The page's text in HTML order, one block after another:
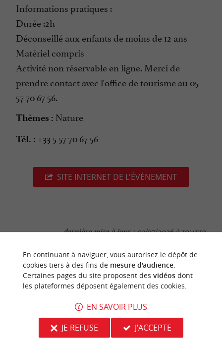
Informations pratiques :
Durée :2h
Déconseillé aux enfants de moins de 12 ans
Matériel compris
Activité non réservable en ligne. Merci de
prendre contact avec l'office de tourisme au 05
57 70 67 56.
Thèmes : Nature
Tél. : +33 5 57 70 67 56
SITE INTERNET DE L'ÉVÈNEMENT
dernière mise à jour :03/07/2026 à 10:41:19
Source :Sirtaqui-Crédit photo :Focus Coeur Bassin -
CC BY-NC-ND 4.0
NOUS AVONS TESTÉ POUR VOUS
En continuant à naviguer, vous autorisez le dépôt de
cookies tiers à des fins de mesure d'audience.
Certaines pages du site proposent des vidéosdont
les plateformes déposent également des cookies.
EN SAVOIR PLUS
JE REFUSE
J'ACCEPTE